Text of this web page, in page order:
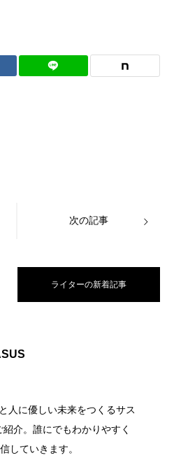
次の記事
ライターの新着記事
人に優しい未来をつくるサス
介。誰にでもわかりやすく
していきます。
Wind Challenge」に挑戦
な選び方と今日からできるこ
カバリーとは？ 経済復興と脱